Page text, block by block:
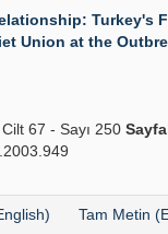
Turkey's
Union at the
67 - Sayı 250
Tam Metin